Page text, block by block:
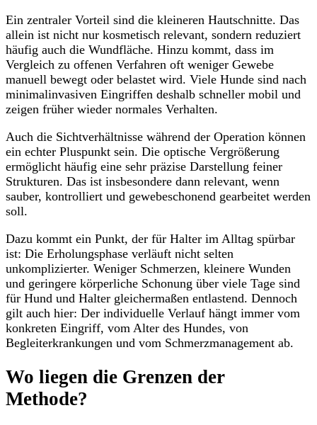
Ein zentraler Vorteil sind die kleineren Hautschnitte. Das
allein ist nicht nur kosmetisch relevant, sondern reduziert
häufig auch die Wundfläche. Hinzu kommt, dass im
Vergleich zu offenen Verfahren oft weniger Gewebe
manuell bewegt oder belastet wird. Viele Hunde sind nach
minimalinvasiven Eingriffen deshalb schneller mobil und
zeigen früher wieder normales Verhalten.
Auch die Sichtverhältnisse während der Operation können
ein echter Pluspunkt sein. Die optische Vergrößerung
ermöglicht häufig eine sehr präzise Darstellung feiner
Strukturen. Das ist insbesondere dann relevant, wenn
sauber, kontrolliert und gewebeschonend gearbeitet werden
soll.
Dazu kommt ein Punkt, der für Halter im Alltag spürbar
ist: Die Erholungsphase verläuft nicht selten
unkomplizierter. Weniger Schmerzen, kleinere Wunden
und geringere körperliche Schonung über viele Tage sind
für Hund und Halter gleichermaßen entlastend. Dennoch
gilt auch hier: Der individuelle Verlauf hängt immer vom
konkreten Eingriff, vom Alter des Hundes, von
Begleiterkrankungen und vom Schmerzmanagement ab.
Wo liegen die Grenzen der
Methode?